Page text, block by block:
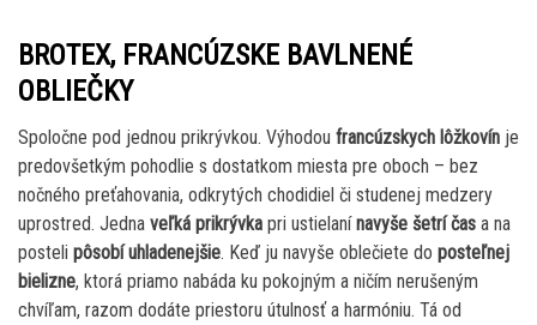
BROTEX, FRANCÚZSKE BAVLNENÉ
OBLIEČKY
Spoločne pod jednou prikrývkou. Výhodou francúzskych lôžkovín je
predovšetkým pohodlie s dostatkom miesta pre oboch – bez
nočného preťahovania, odkrytých chodidiel či studenej medzery
uprostred. Jedna veľká prikrývka pri ustielanínavyše šetrí čas a na
posteli pôsobí uhladenejšie. Keď ju navyše oblečiete do posteľnej
bielizne, ktorá priamo nabáda ku pokojným a ničím nerušeným
chvíľam, razom dodáte priestoru útulnosť a harmóniu. Tá od